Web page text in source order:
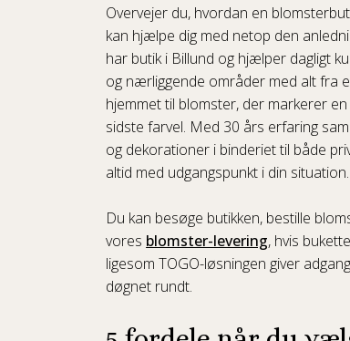
Overvejer du, hvordan en
kan hjælpe dig med netop den
har butik i Billund og hjælper dagligt
og nærliggende områder med alt fra
hjemmet til blomster, der markerer
sidste farvel. Med 30 års erfaring
og dekorationer i binderiet til både
altid med udgangspunkt i din situation.
Du kan besøge butikken, bestille
vores blomster-levering, hvis
ligesom TOGO-løsningen giver
døgnet rundt.